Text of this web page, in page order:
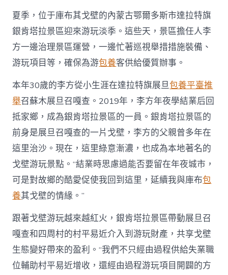
鄉
年
夜
先
生
的
布
其
情
緣”
_
中
國
網〉
中
夏季，位于庫布其戈壁的內蒙古鄂爾多斯市達拉特旗
銀肯塔拉景區迎來游玩淡季。這些天，景區擔任人李
方一邊治理景區運營，一邊忙著巡視舉措措施裝備、
游玩項目等，確保為游包養客供給優質辦事。
本年30歲的李方從小生涯在達拉特旗展旦包養平臺推
舉召蘇木展旦召嘎查。2019年，李方年夜學結業后回
抵家鄉，成為銀肯塔拉景區的一員。銀肯塔拉景區的
前身是展旦召嘎查的一片戈壁，李方的父親曾多年在
這里治沙。現在，這里綠意漸濃，也成為本地著名的
戈壁游玩景點。“結業時思慮過能否要留在年夜城市，
可是對故鄉的酷愛促使我回到這里，延續我與庫布包
養其戈壁的情緣。”
跟著戈壁游玩越來越紅火，銀肯塔拉景區帶動展旦召
嘎查和四周村的村平易近介入到游玩財產，共享戈壁
生態變好帶來的盈利。“我們不只經由過程供給失業職
位輔助村平易近增收，還經由過程游玩項目開闢的方